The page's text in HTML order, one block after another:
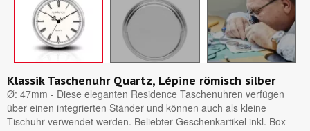
Klassik Taschenuhr Quartz, Lépine römisch silber
Ø: 47mm - Diese eleganten Residence Taschenuhren verfügen
über einen integrierten Ständer und können auch als kleine
Tischuhr verwendet werden. Beliebter Geschenkartikel inkl. Box